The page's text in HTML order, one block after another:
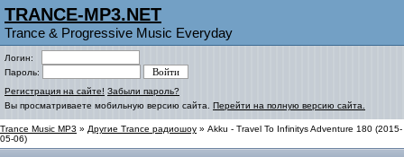
TRANCE-MP3.NET
Trance & Progressive Music Everyday
Логин:
Пароль:
Регистрация на сайте! Забыли пароль?
Вы просматриваете мобильную версию сайта. Перейти на полную версию сайта.
Trance Music MP3 » Другие Trance радиошоу » Akku - Travel To Infinitys Adventure 180 (2015-
05-06)